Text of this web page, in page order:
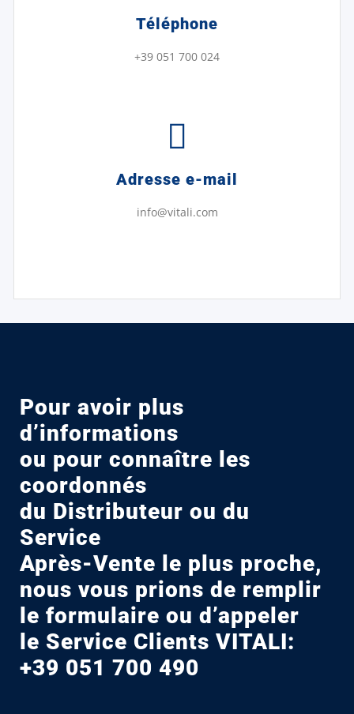
Téléphone
+39 051 700 024
Adresse e-mail
info@vitali.com
Pour avoir plus
d’informations
ou pour connaître les
coordonnés
du Distributeur ou du
Service
Après-Vente le plus proche,
nous vous prions de remplir
le formulaire ou d’appeler
le Service Clients VITALI:
+39 051 700 490